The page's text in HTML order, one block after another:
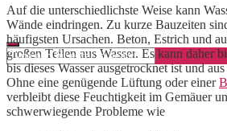
Auf die unterschiedlichste Weise kann
Wände eindringen. Zu kurze Bauzeiten
häufigsten Ursachen. Beton, Estrich und
großen Teilen aus Wasser. Es kann daher
bis dieses Wasser ausgetrocknet ist und
Ohne eine genügende Lüftung oder einer
verbleibt diese Feuchtigkeit im Gemäuer
schwerwiegende Probleme wie